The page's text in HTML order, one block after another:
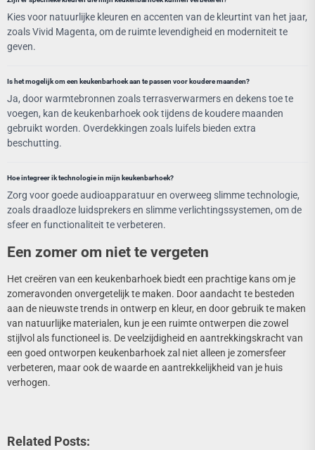
Kies voor natuurlijke kleuren en accenten van de kleurtint van het jaar,
zoals Vivid Magenta, om de ruimte levendigheid en moderniteit te
geven.
Is het mogelijk om een keukenbarhoek aan te passen voor koudere maanden?
Ja, door warmtebronnen zoals terrasverwarmers en dekens toe te
voegen, kan de keukenbarhoek ook tijdens de koudere maanden
gebruikt worden. Overdekkingen zoals luifels bieden extra
beschutting.
Hoe integreer ik technologie in mijn keukenbarhoek?
Zorg voor goede audioapparatuur en overweeg slimme technologie,
zoals draadloze luidsprekers en slimme verlichtingssystemen, om de
sfeer en functionaliteit te verbeteren.
Een zomer om niet te vergeten
Het creëren van een keukenbarhoek biedt een prachtige kans om je
zomeravonden onvergetelijk te maken. Door aandacht te besteden
aan de nieuwste trends in ontwerp en kleur, en door gebruik te maken
van natuurlijke materialen, kun je een ruimte ontwerpen die zowel
stijlvol als functioneel is. De veelzijdigheid en aantrekkingskracht van
een goed ontworpen keukenbarhoek zal niet alleen je zomersfeer
verbeteren, maar ook de waarde en aantrekkelijkheid van je huis
verhogen.
Related Posts: